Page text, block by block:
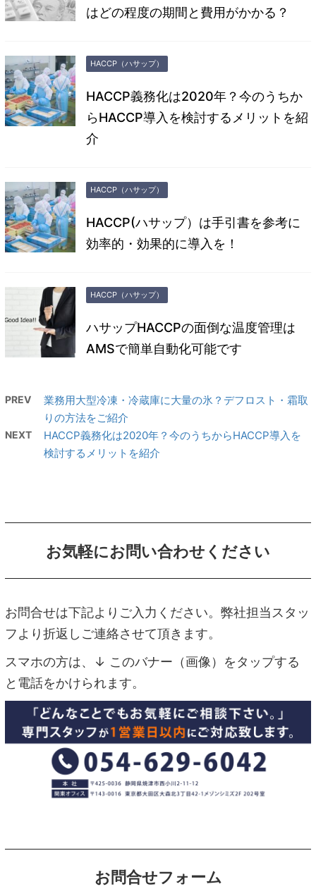
はどの程度の期間と費用がかかる？
HACCP（ハサップ）
HACCP義務化は2020年？今のうちか
らHACCP導入を検討するメリットを紹
介
HACCP（ハサップ）
HACCP(ハサップ）は手引書を参考に
効率的・効果的に導入を！
HACCP（ハサップ）
ハサップHACCPの面倒な温度管理は
AMSで簡単自動化可能です
PREV
業務用大型冷凍・冷蔵庫に大量の氷？デフロスト・霜取
りの方法をご紹介
NEXT
HACCP義務化は2020年？今のうちからHACCP導入を
検討するメリットを紹介
お気軽にお問い合わせください
お問合せは下記よりご入力ください。弊社担当スタッ
フより折返しご連絡させて頂きます。
スマホの方は、↓ このバナー（画像）をタップする
と電話をかけられます。
お問合せフォーム